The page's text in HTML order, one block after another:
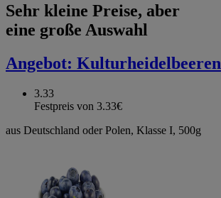
Sehr kleine Preise, aber
eine große Auswahl
Angebot: Kulturheidelbeeren
3.33
Festpreis von 3.33€
aus Deutschland oder Polen, Klasse I, 500g